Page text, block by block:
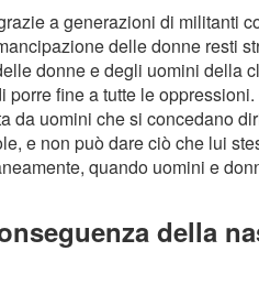
a generazioni di militanti
delle donne resti
donne e degli uomini della
fine a tutte le
da uomini che si concedano
e non può dare ciò che lui
quando uomini e
della